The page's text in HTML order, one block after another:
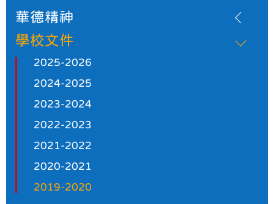
華德精神
學校文件
2025-2026
2024-2025
2023-2024
2022-2023
2021-2022
2020-2021
2019-2020